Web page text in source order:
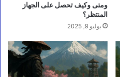
ومتى وكيف تحصل على الجهاز
المنتظر؟
يوليو 9, 2025